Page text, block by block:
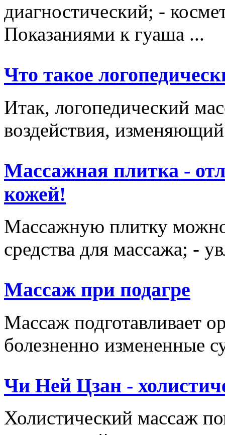
диагностический; -
Показаниями к гуаша ...
Что такое
Итак, логопедический
воздействия,
Массажная плитка -
кожей!
Массажную плитку можно
средства для массажа; -
Массаж при подагре
Массаж подготавливает
болезненно измененные
Чи Ней Цзан -
Холистический массаж